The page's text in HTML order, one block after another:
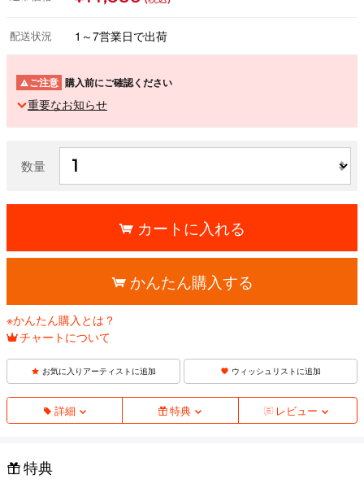
配送状況 1～7営業日で出荷
ご注意 購入前にご確認ください
重要なお知らせ
数量
カートに入れる
かんたん購入する
※かんたん購入とは？
チャートについて
お気に入りアーティストに追加 ウィッシュリストに追加
詳細 特典 レビュー
特典